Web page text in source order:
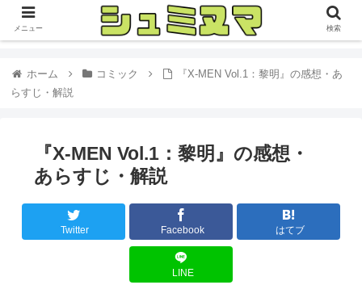
ホーム コミック
『X-MEN Vol.1：黎明』の感想・あ
らすじ・解説
『X-MEN Vol.1：黎明』の感想・
あらすじ・解説
Twitter Facebook はてブ
LINE
メニュー 検索